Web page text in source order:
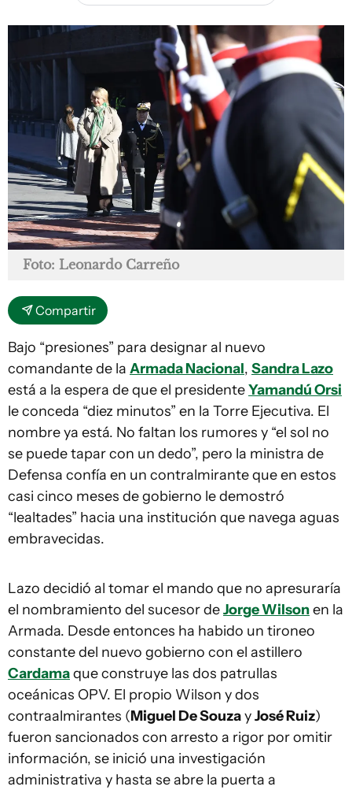
Foto: Leonardo Carreño
Compartir
Bajo “presiones” para designar al nuevo
comandante de la Armada Nacional, Sandra Lazo
está a la espera de que el presidenteYamandú Orsi
le conceda “diez minutos” en la Torre Ejecutiva. El
nombre ya está. No faltan los rumores y “el sol no
se puede tapar con un dedo”, pero la ministra de
Defensa confía en un contralmirante que en estos
casi cinco meses de gobierno le demostró
“lealtades” hacia una institución que navega aguas
embravecidas.
Lazo decidió al tomar el mando que no apresuraría
el nombramiento del sucesor deJorge Wilsonen la
Armada. Desde entonces ha habido un tironeo
constante del nuevo gobierno con el astillero
Cardamaque construye las dos patrullas
oceánicas OPV. El propio Wilson y dos
contraalmirantes (Miguel De SouzayJosé Ruiz)
fueron sancionados con arresto a rigor por omitir
información, se inició una investigación
administrativa y hasta se abre la puerta a